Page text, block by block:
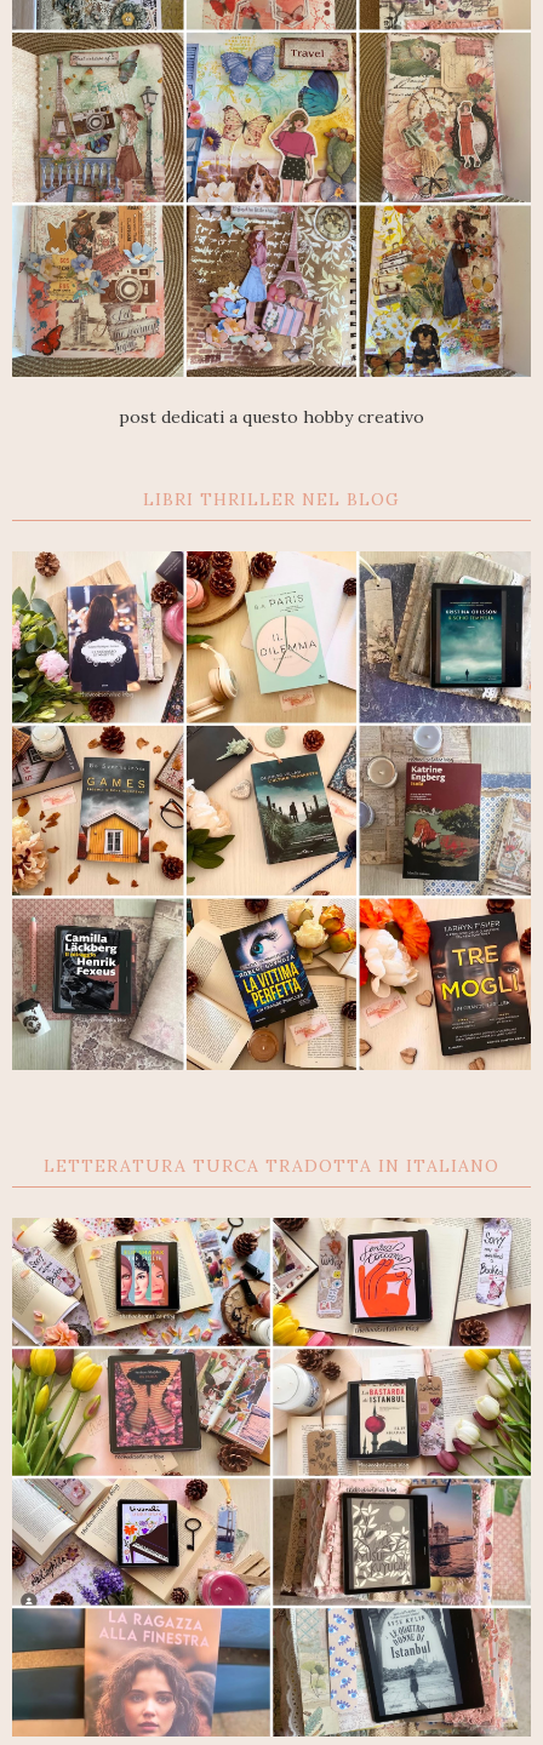
post dedicati a questo hobby creativo
LIBRI THRILLER NEL BLOG
LETTERATURA TURCA TRADOTTA IN ITALIANO